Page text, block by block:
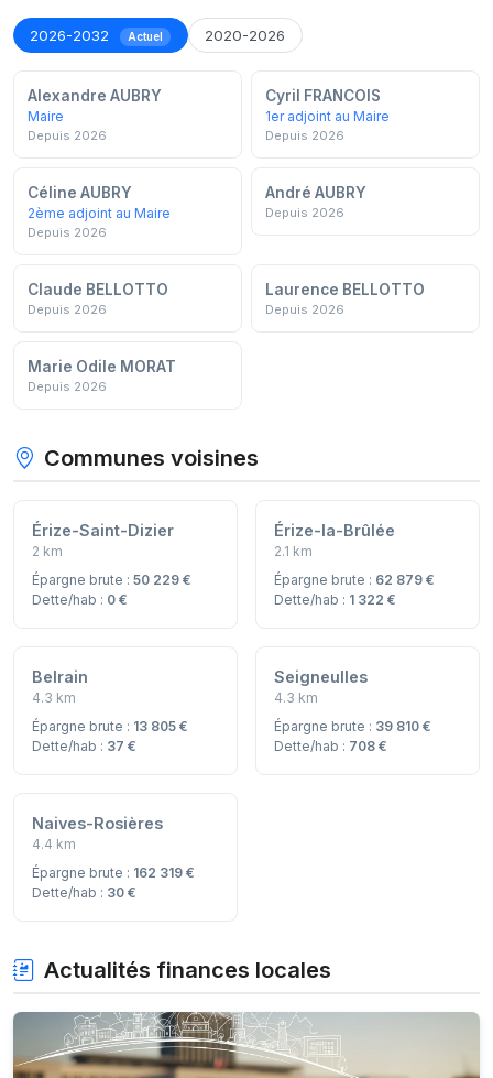
2026-2032 Actuel 2020-2026
Alexandre AUBRY
Maire
Depuis 2026
Cyril FRANCOIS
1er adjoint au Maire
Depuis 2026
Céline AUBRY
2ème adjoint au Maire
Depuis 2026
André AUBRY
Depuis 2026
Claude BELLOTTO
Depuis 2026
Laurence BELLOTTO
Depuis 2026
Marie Odile MORAT
Depuis 2026
Communes voisines
Érize-Saint-Dizier
2 km
Épargne brute : 50 229 €
Dette/hab : 0 €
Érize-la-Brûlée
2.1 km
Épargne brute : 62 879 €
Dette/hab : 1 322 €
Belrain
4.3 km
Épargne brute : 13 805 €
Dette/hab : 37 €
Seigneulles
4.3 km
Épargne brute : 39 810 €
Dette/hab : 708 €
Naives-Rosières
4.4 km
Épargne brute : 162 319 €
Dette/hab : 30 €
Actualités finances locales